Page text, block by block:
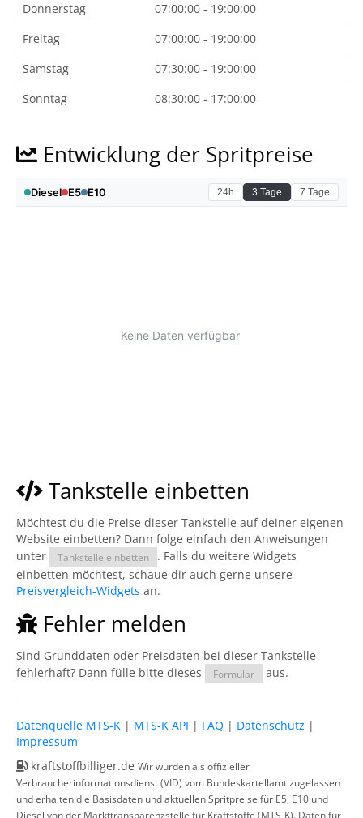
Donnerstag
07:00:00 - 19:00:00
Freitag
07:00:00 - 19:00:00
Samstag
07:30:00 - 19:00:00
Sonntag
08:30:00 - 17:00:00
Entwicklung der Spritpreise
Tankstelle einbetten
Möchtest du die Preise dieser Tankstelle auf deiner eigenen
Website einbetten? Dann folge einfach den Anweisungen
unter
Tankstelle einbetten
. Falls du weitere Widgets
einbetten möchtest, schaue dir auch gerne unsere
Preisvergleich-Widgets an.
Fehler melden
Sind Grunddaten oder Preisdaten bei dieser Tankstelle
fehlerhaft? Dann fülle bitte dieses
Formular aus.
Datenquelle MTS-K | MTS-K API | FAQ | Datenschutz |
Impressum
kraftstoffbilliger.de Wir wurden als offizieller
Verbraucherinformationsdienst (VID) vom Bundeskartellamt zugelassen
und erhalten die Basisdaten und aktuellen Spritpreise für E5, E10 und
Diesel von der Markttransparenzstelle für Kraftstoffe (MTS-K). Daten für